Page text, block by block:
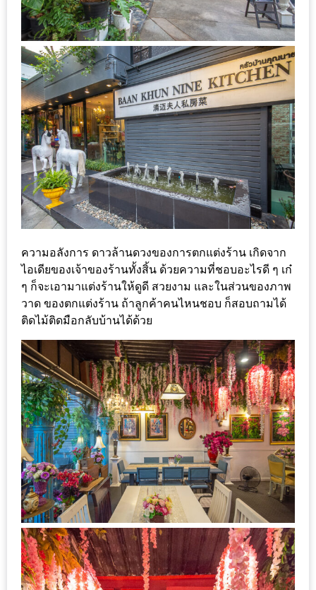
อร่อย
ที่
ต้อง
มา
ลอง
ถนน
คน
เดิน
วัน
อาทิตย์
ท่าแพ
เชียงใหม่
CART
CHECKOUT
–
บาร์บีคิว
สาว
เหนือ
กับ
สลัด
หนุ่ม
บ้านนา
เมนู
เด็ด
จาก
ANNA
FARM
ความอลังการ ดาวล้านดวงของการตกแต่งร้าน เกิดจาก
ไอเดียของเจ้าของร้านทั้งสิ้น ด้วยความที่ชอบอะไรดี ๆ เก๋
ๆ ก็จะเอามาแต่งร้านให้ดูดี สวยงาม และในส่วนของภาพ
วาด ของตกแต่งร้าน ถ้าลูกค้าคนไหนชอบ ก็สอบถามได้
ติดไม้ติดมือกลับบ้านได้ด้วย